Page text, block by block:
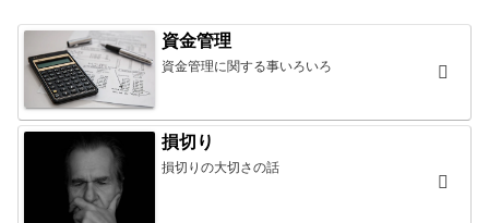
資金管理
資金管理に関する事いろいろ
損切り
損切りの大切さの話